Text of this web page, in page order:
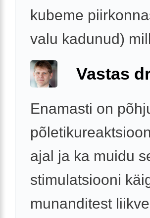
kubeme
valu kadunud)
Vastas
Enamasti on
ajal ja ka muidu
stimulatsiooni
munanditest